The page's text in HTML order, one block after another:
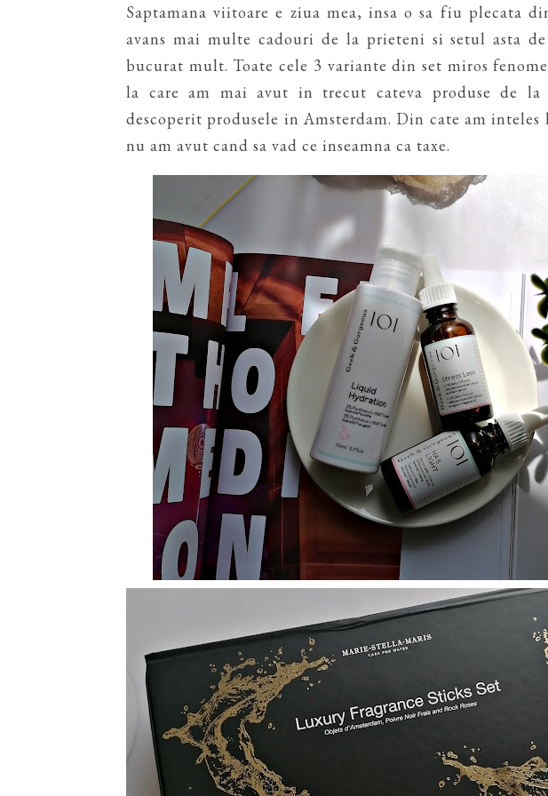
Saptamana viitoare e ziua mea, insa o sa fiu plecata
avans mai multe cadouri de la prieteni si setul asta
bucurat mult. Toate cele 3 variante din set miros
la care am mai avut in trecut cateva produse de la
descoperit produsele in Amsterdam. Din cate am inteles
nu am avut cand sa vad ce inseamna ca taxe.